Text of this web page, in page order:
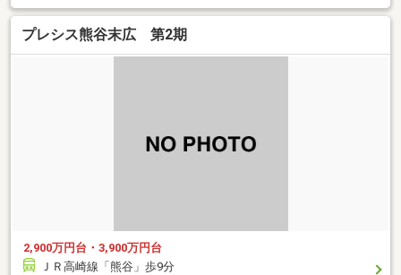
プレシス熊谷末広 第2期
2,900万円台・3,900万円台
ＪＲ高崎線「熊谷」歩9分